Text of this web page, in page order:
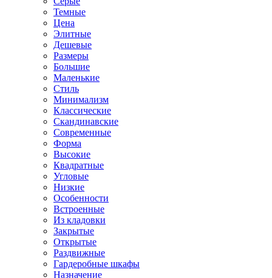
Темные
Цена
Элитные
Дешевые
Размеры
Большие
Маленькие
Стиль
Минимализм
Классические
Скандинавские
Современные
Форма
Высокие
Квадратные
Угловые
Низкие
Особенности
Встроенные
Из кладовки
Закрытые
Открытые
Раздвижные
Гардеробные шкафы
Назначение